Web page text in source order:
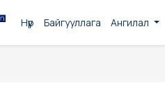
Нүүр Байгууллага Ангилал